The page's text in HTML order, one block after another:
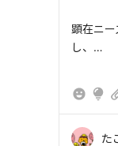
に」届け
略を立て
グでも
ミーティ
顕在ニー
し、
顕在ニ
情報が
た